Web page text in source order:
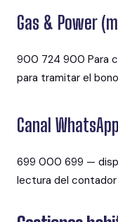
Gas & Power
900 724 900 Para
para tramitar el
Canal WhatsApp
699 000 699 —
lectura del contador